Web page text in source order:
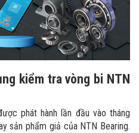
kiểm tra vòng bi NTN
phát hành lần đầu vào tháng
sản phẩm giả của NTN Bearing.